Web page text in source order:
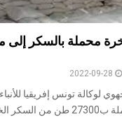
محملة بالسكر إلى
2022-09-28
لوكالة تونس إفريقيا
مالطية محملة ب27300 طن من